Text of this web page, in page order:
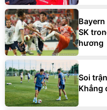
SK
hương
Soi
Khẳng